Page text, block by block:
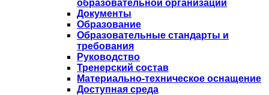
образовательной организации
Документы
Образование
Образовательные стандарты и
требования
Руководство
Тренерский состав
Материально-техническое оснащение
Доступная среда